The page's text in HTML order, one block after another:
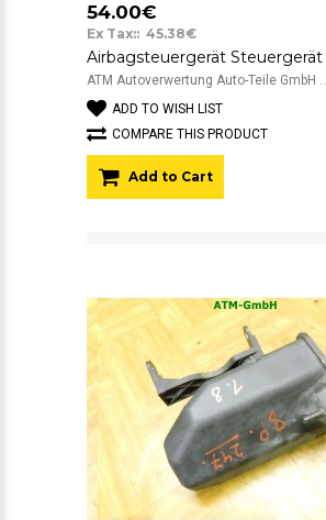
54.00€
Ex Tax:: 45.38€
ATM Autoverwertung Auto-Teile GmbH ..
ADD TO WISH LIST
COMPARE THIS PRODUCT
Add to Cart